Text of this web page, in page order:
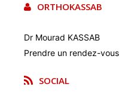
ORTHOKASSAB
Dr Mourad KASSAB
Prendre un rendez-vous
SOCIAL